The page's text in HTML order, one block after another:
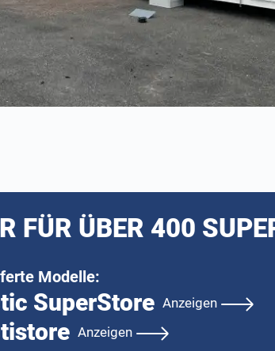
FÜR ÜBER 400
Modelle:
SuperStore Anzeigen
Anzeigen